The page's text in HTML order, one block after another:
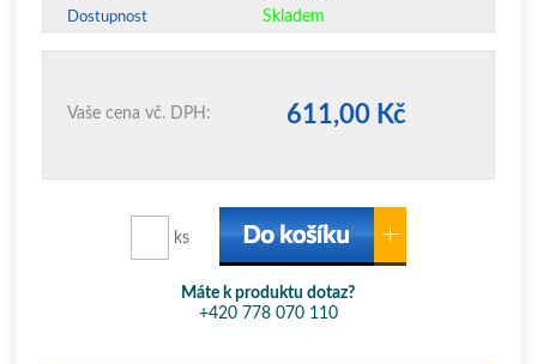
Dostupnost Skladem
Vaše cena vč. DPH: 611,00 Kč
ks
Máte k produktu dotaz?
+420 778 070 110